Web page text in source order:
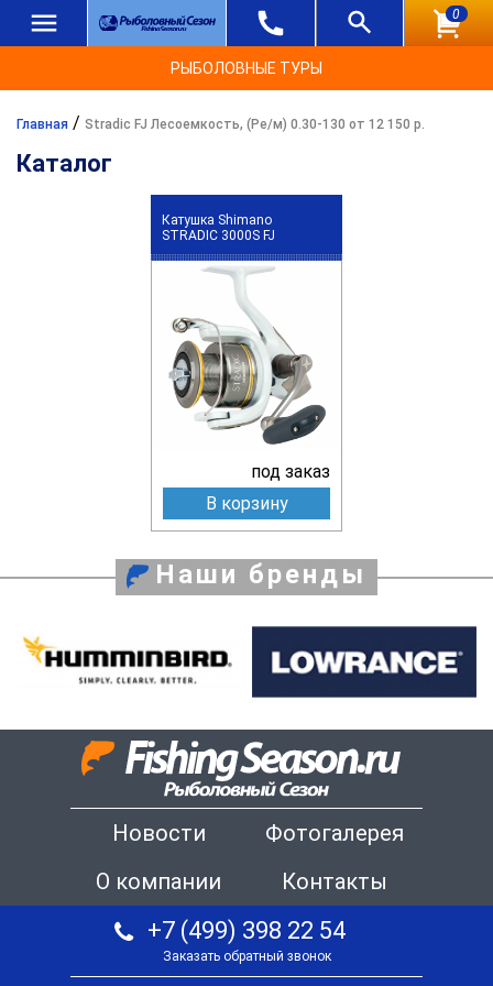
0
РЫБОЛОВНЫЕ ТУРЫ
Главная / Stradic FJ Лесоемкость, (Ре/м) 0.30-130 от 12 150 р.
Каталог
Катушка Shimano
STRADIC 3000S FJ
под заказ
В корзину
Наши бренды
Новости
Фотогалерея
О компании
Контакты
+7 (499) 398 22 54
Заказать обратный звонок